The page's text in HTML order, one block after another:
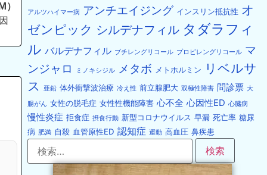
アルツハイマー病 アンチエイジング インスリン抵抗性 オ
ゼンピック シルデナフィル タダラフィ
ル バルデナフィル ブチレングリコール プロピレングリコール マ
ンジャロ
ミノキシジル メタボ メトホルミン
リベルサ
ス
亜鉛 体外衝撃波治療 冷え性 前立腺肥大 双極性障害 問診票 大
腸がん 女性の脱毛症 女性性機能障害 心不全 心因性ED 心臓病
慢性炎症 拒食症 摂食行動 新型コロナウイルス 早漏 死亡率 糖尿
病 肥満 自殺 血管原性ED 認知症 運動 高血圧 鼻疾患